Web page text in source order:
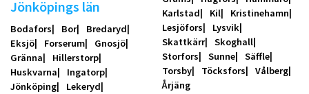
Jönköpings län
Bodafors Bor
Bredaryd
Eksjö
Forserum
Gnosjö
Gränna
Hillerstorp
Huskvarna
Ingatorp
Jönköping
Lekeryd
Karlstad
Kil
Kristinehamn
Lesjöfors
Lysvik
Skattkärr
Skoghall
Storfors
Sunne
Säffle
Torsby
Töcksfors
Vålberg
Årjäng